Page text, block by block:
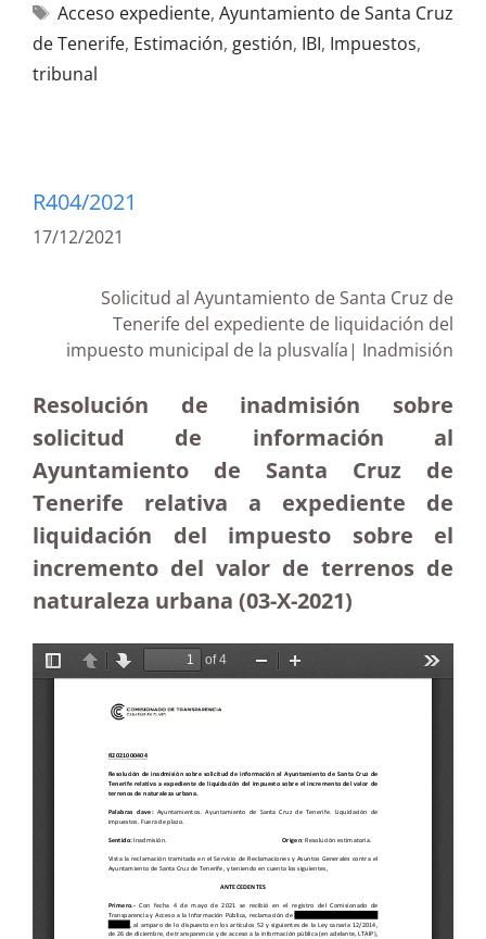
Acceso expediente, Ayuntamiento de Santa Cruz
de Tenerife, Estimación, gestión, IBI, Impuestos,
tribunal
R404/2021
17/12/2021
Solicitud al Ayuntamiento de Santa Cruz de
Tenerife del expediente de liquidación del
impuesto municipal de la plusvalía| Inadmisión
Resolución de inadmisión sobre
solicitud de información al
Ayuntamiento de Santa Cruz de
Tenerife relativa a expediente de
liquidación del impuesto sobre el
incremento del valor de terrenos de
naturaleza urbana (03-X-2021)